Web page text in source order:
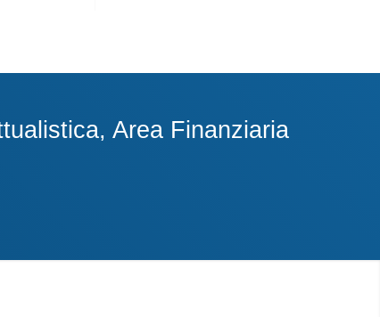
Area Finanziaria